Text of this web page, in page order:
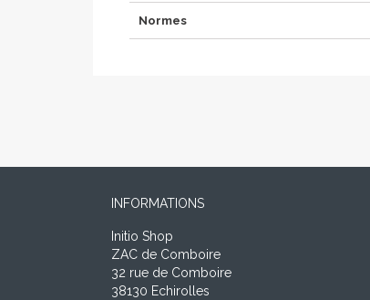
Normes
INFORMATIONS
Initio Shop
ZAC de Comboire
32 rue de Comboire
38130 Echirolles